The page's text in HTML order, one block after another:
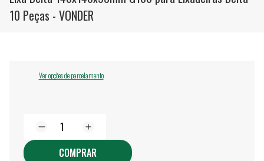
10 Peças - VONDER
Ver opções de parcelamento
COMPRAR